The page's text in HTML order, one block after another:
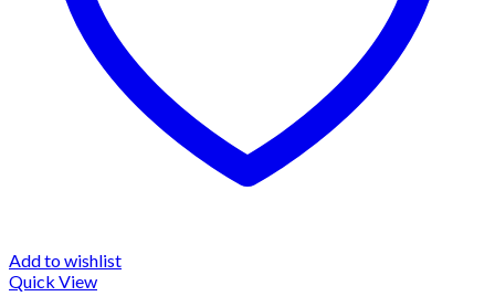
Add to wishlist
Quick View